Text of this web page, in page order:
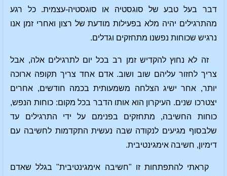
דבר בעל טבע של סוגסטיה או סוגסטיה-עצמית. כל רגע
מהתרגילים יהיה מלא בפעילות מודעת של רצון ואחרי זמן אנו
נרגיש שכוחות נפשנו מתחזקים וגדלים.
זה לא נחוץ להקדיש זמן רב בכל יום לתרגילים אלה, אבל
צריך לחזור עליהם שוב ושוב. אדם אחד צריך תקופה ארוכה
יותר, אחר ישיג הצלחה משמעותית בכמה חודשים, אחרים
יצטרכו שנים. העיקרון הוא אותו הדבר בכל מקום: כוחות הנפש,
כוחות החשיבה, מתחזקים בפנימם על ידי התרגילים עד
שלבסוף מגיעים לנקודה שבה נעשית התקדמות לחשיבה עם
דימיון, חשיבה אימגינטיבית.
קראתי להתפתחות זו "חשיבה אימגינטיבית" בגלל שאדם